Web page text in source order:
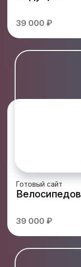
39 000 ₽
Готовый сайт
Велосипедов
39 000 ₽